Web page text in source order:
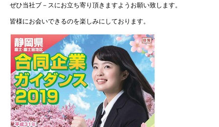
ぜひ当社ブ－スにお立ち寄り頂きますようお願い致します。
皆様にお会いできるのを楽しみにしております。